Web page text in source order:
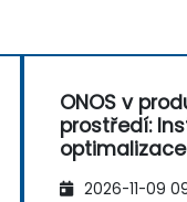
ONOS v
prostředí:
optimalizace
2026-11-09